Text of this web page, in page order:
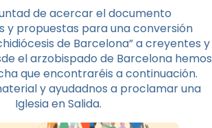
de acercar el documento
y propuestas para una conversión
de Barcelona” a creyentes y
el arzobispado de Barcelona hemos
que encontraréis a continuación.
y ayudadnos a proclamar una
Iglesia en Salida.